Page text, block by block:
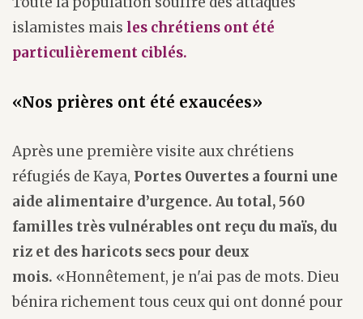
islamistes mais les chrétiens ont été
particulièrement ciblés.
«Nos prières ont été exaucées»
Après une première visite aux chrétiens
réfugiés de Kaya, Portes Ouvertes a fourni une
aide alimentaire d’urgence. Au total, 560
familles très vulnérables ont reçu du maïs, du
riz et des haricots secs pour deux
mois. «Honnêtement, je n'ai pas de mots. Dieu
bénira richement tous ceux qui ont donné pour